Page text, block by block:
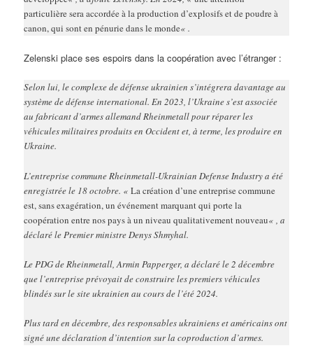
particulière sera accordée à la production d’explosifs et de poudre à
canon, qui sont en pénurie dans le monde« .
Zelenski place ses espoirs dans la coopération avec l’étranger :
Selon lui, le complexe de défense ukrainien s’intégrera davantage au
système de défense international. En 2023, l’Ukraine s’est associée
au fabricant d’armes allemand Rheinmetall pour réparer les
véhicules militaires produits en Occident et, à terme, les produire en
Ukraine.
L’entreprise commune Rheinmetall-Ukrainian Defense Industry a été
enregistrée le 18 octobre. «La création d’une entreprise commune
est, sans exagération, un événement marquant qui porte la
coopération entre nos pays à un niveau qualitativement nouveau« , a
déclaré le Premier ministre Denys Shmyhal.
Le PDG de Rheinmetall, Armin Papperger, a déclaré le 2 décembre
que l’entreprise prévoyait de construire les premiers véhicules
blindés sur le site ukrainien au cours de l’été 2024.
Plus tard en décembre, des responsables ukrainiens et américains ont
signé une déclaration d’intention sur la coproduction d’armes.